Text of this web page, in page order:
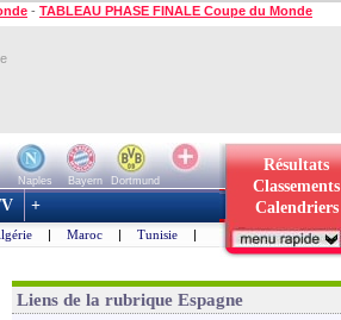
- TABLEAU PHASE FINALE Coupe du Monde
Naples Bayern
Dortmund
Résultats
Classements
Calendriers
+
| Maroc | Tunisie |
Liens de la rubrique Espagne